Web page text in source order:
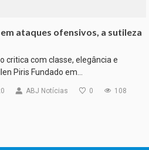
ataques ofensivos, a sutileza
critica com classe, elegância e
Piris Fundado em…
ABJ Notícias 0 108